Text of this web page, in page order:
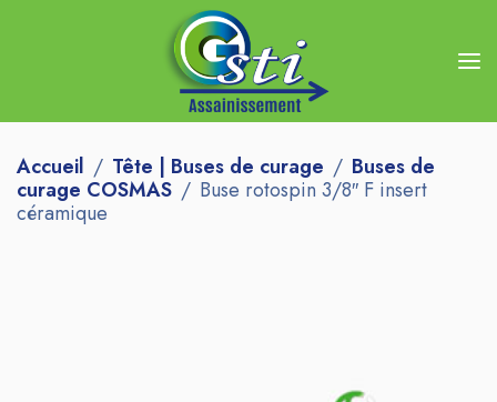
Accueil Tête | Buses de curage
Buses de
curage COSMAS
Buse rotospin 3/8″ F insert
céramique